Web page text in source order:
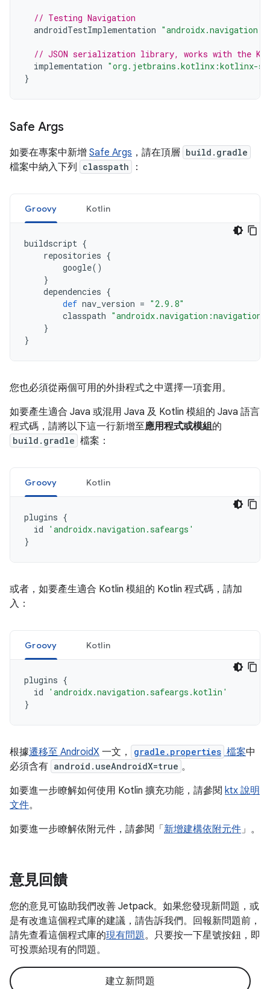
// Testing Navigation
androidTestImplementation
// JSON serialization library, works with the
implementation "org.jetbrains.kotlinx:kotlinx-
}
Safe Args
如要在專案中新增 Safe Args ，請在頂層 build.gradle
檔案中納入下列 classpath ：
Groovy Kotlin
buildscript {
repositories {
google()
}
dependencies {
def nav_version = "2.9.8"
classpath
}
}
您也必須從兩個可用的外掛程式之中選擇一項套用。
如要產生適合 Java 或混用 Java 及 Kotlin 模組的 Java 語言
程式碼，請將以下這一行新增至應用程式或模組的
build.gradle 檔案：
Groovy Kotlin
plugins {
id
'androidx.navigation.safeargs'
}
或者，如要產生適合 Kotlin 模組的 Kotlin 程式碼，請加
入：
Groovy Kotlin
plugins {
id
'androidx.navigation.safeargs.kotlin'
}
根據遷移至 AndroidX 一文， gradle.properties 檔案中
必須含有 android.useAndroidX=true 。
如要進一步瞭解如何使用 Kotlin 擴充功能，請參閱 ktx 說明
文件。
如要進一步瞭解依附元件，請參閱「 新增建構依附元件」。
意見回饋
您的意見可協助我們改善 Jetpack。如果您發現新問題，或
是有改進這個程式庫的建議，請告訴我們。回報新問題前，
請先查看這個程式庫的現有問題。只要按一下星號按鈕，即
可投票給現有的問題。
建立新問題